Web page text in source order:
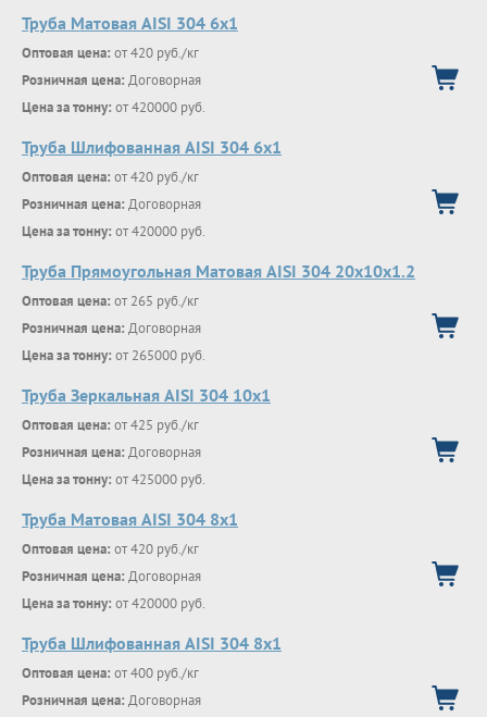
Труба Матовая AISI 304 6х1
Оптовая цена: от 420 руб./кг
Розничная цена: Договорная
Цена за тонну: от 420000 руб.
Труба Шлифованная AISI 304 6х1
Оптовая цена: от 420 руб./кг
Розничная цена: Договорная
Цена за тонну: от 420000 руб.
Труба Прямоугольная Матовая AISI 304 20х10х1.2
Оптовая цена: от 265 руб./кг
Розничная цена: Договорная
Цена за тонну: от 265000 руб.
Труба Зеркальная AISI 304 10х1
Оптовая цена: от 425 руб./кг
Розничная цена: Договорная
Цена за тонну: от 425000 руб.
Труба Матовая AISI 304 8х1
Оптовая цена: от 420 руб./кг
Розничная цена: Договорная
Цена за тонну: от 420000 руб.
Труба Шлифованная AISI 304 8х1
Оптовая цена: от 400 руб./кг
Розничная цена: Договорная